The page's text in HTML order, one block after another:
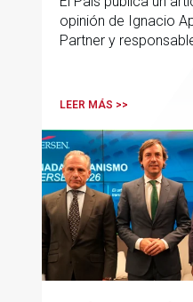
opinión de Ignacio
Partner y
LEER MÁS >>